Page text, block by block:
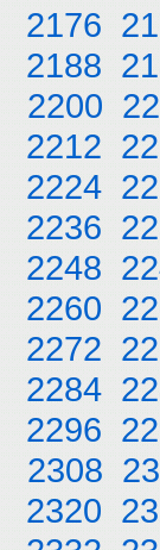
2176
2188
2200
2212
2224
2236
2248
2260
2272
2284
2296
2308
2320